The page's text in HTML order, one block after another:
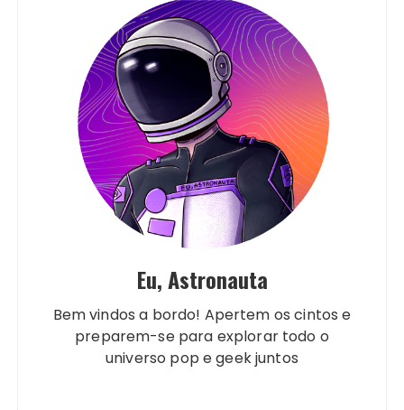
Eu, Astronauta
Bem vindos a bordo! Apertem os cintos e
preparem-se para explorar todo o
universo pop e geek juntos